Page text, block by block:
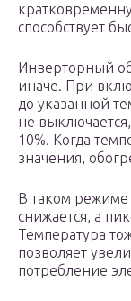
способствует
Инверторный
иначе. При
до указанной
не
10%. Когда
значения,
В таком режиме
снижается, а
Температура
позволяет
потребление